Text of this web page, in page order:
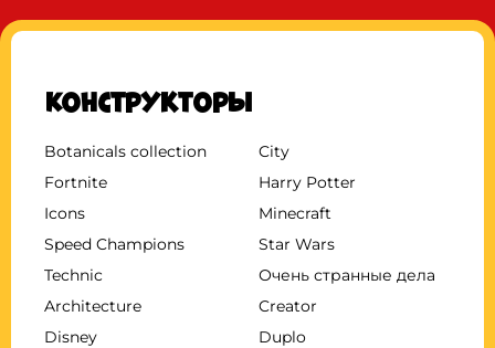
Конструкторы
Botanicals collection
City
Fortnite
Harry Potter
Icons
Minecraft
Speed Champions
Star Wars
Technic
Очень странные дела
Architecture
Creator
Disney
Duplo